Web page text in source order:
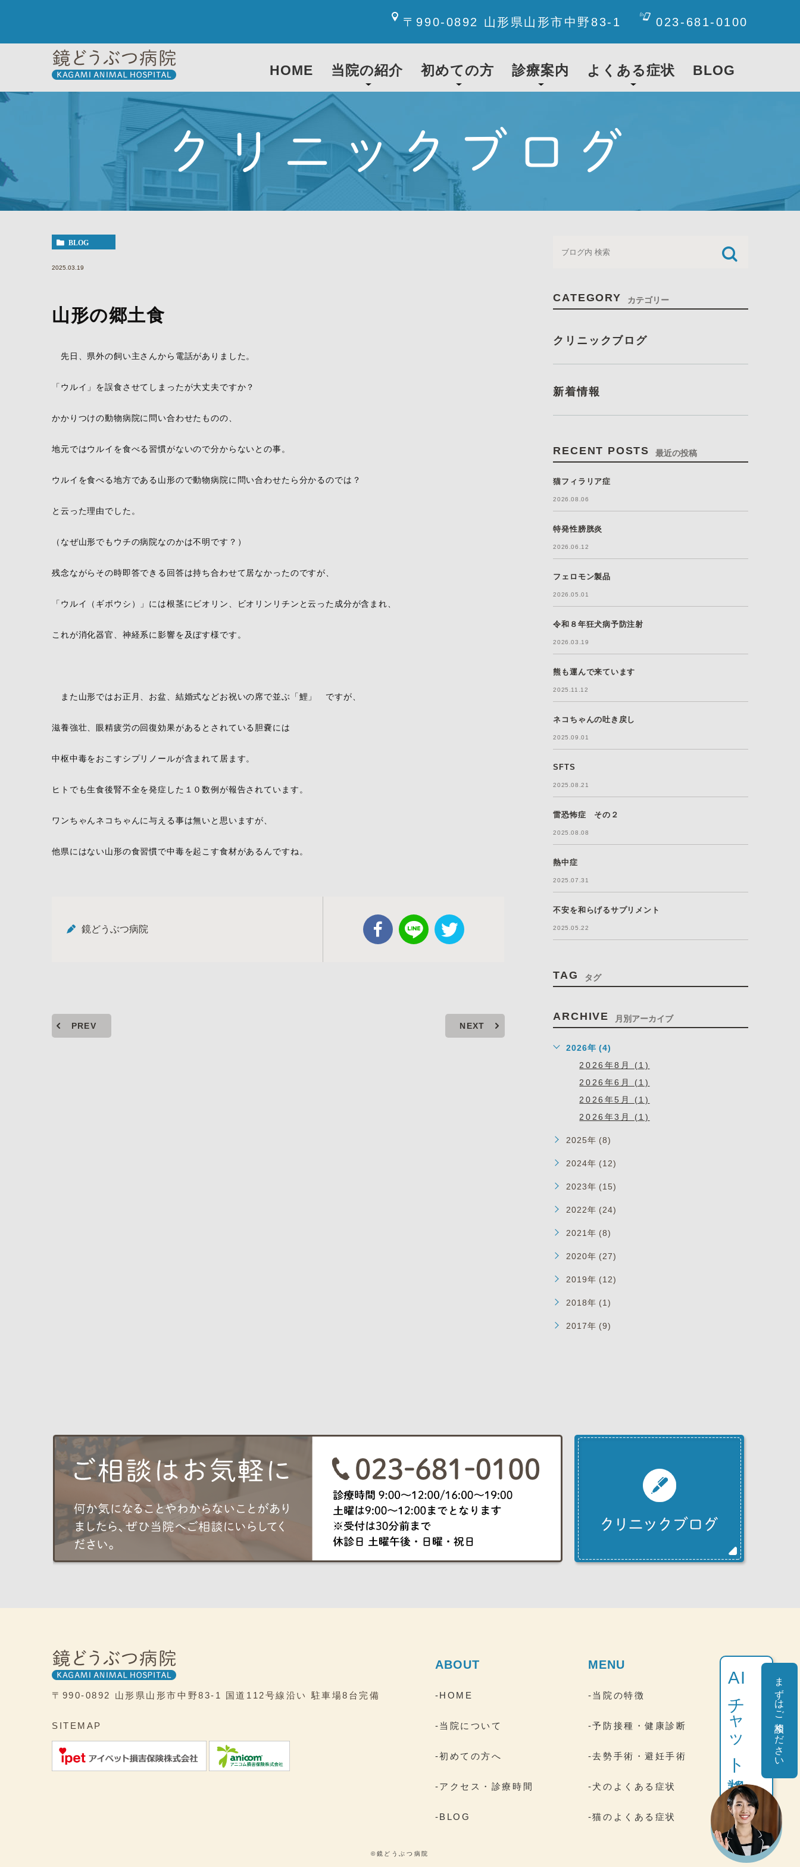
〒990-0892 山形県山形市中野83-1 023-681-0100
HOME 当院の紹介 初めての方 診療案内 よくある症状 BLOG
クリニックブログ
BLOG
2025.03.19
山形の郷土食
先日、県外の飼い主さんから電話がありました。
「ウルイ」を誤食させてしまったが大丈夫ですか？
かかりつけの動物病院に問い合わせたものの、
地元ではウルイを食べる習慣がないので分からないとの事。
ウルイを食べる地方である山形ので動物病院に問い合わせたら分かるのでは？
と云った理由でした。
（なぜ山形でもウチの病院なのかは不明です？）
残念ながらその時即答できる回答は持ち合わせて居なかったのですが、
「ウルイ（ギボウシ）」には根茎にビオリン、ビオリンリチンと云った成分が含まれ、
これが消化器官、神経系に影響を及ぼす様です。
また山形ではお正月、お盆、結婚式などお祝いの席で並ぶ「鯉」 ですが、
滋養強壮、眼精疲労の回復効果があるとされている胆嚢には
中枢中毒をおこすシプリノールが含まれて居ます。
ヒトでも生食後腎不全を発症した１０数例が報告されています。
ワンちゃんネコちゃんに与える事は無いと思いますが、
他県にはない山形の食習慣で中毒を起こす食材があるんですね。
鏡どうぶつ病院
PREV NEXT
CATEGORY カテゴリー
クリニックブログ
新着情報
RECENT POSTS 最近の投稿
猫フィラリア症
2026.08.06
特発性膀胱炎
2026.06.12
フェロモン製品
2026.05.01
令和８年狂犬病予防注射
2026.03.19
熊も運んで来ています
2025.11.12
ネコちゃんの吐き戻し
2025.09.01
SFTS
2025.08.21
雷恐怖症 その２
2025.08.08
熱中症
2025.07.31
不安を和らげるサプリメント
2025.05.22
TAG タグ
ARCHIVE 月別アーカイブ
2026年 (4)
2026年8月 (1)
2026年6月 (1)
2026年5月 (1)
2026年3月 (1)
2025年 (8)
2024年 (12)
2023年 (15)
2022年 (24)
2021年 (8)
2020年 (27)
2019年 (12)
2018年 (1)
2017年 (9)
〒990-0892 山形県山形市中野83-1 国道112号線沿い 駐車場8台完備
SITEMAP
ABOUT
-HOME
-当院について
-初めての方へ
-アクセス・診療時間
-BLOG
MENU
-当院の特徴
-予防接種・健康診断
-去勢手術・避妊手術
-犬のよくある症状
-猫のよくある症状
©鏡どうぶつ病院
AI
チャット相談 まずはご相談ください